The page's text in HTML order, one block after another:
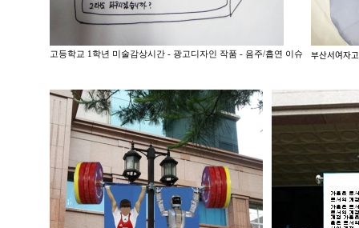
고등학교 1학년 미술감상시간 - 광고디자인 작품 - 음주/흡연 이슈